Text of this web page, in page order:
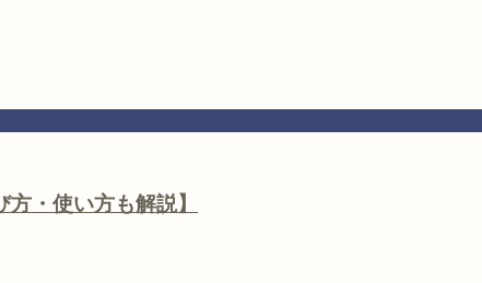
・使い方も解説】